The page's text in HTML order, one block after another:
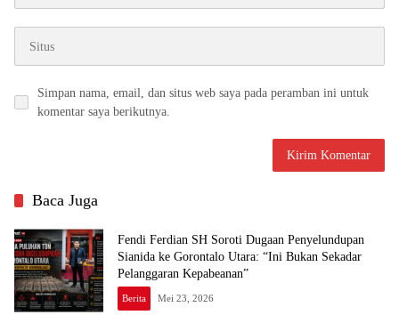
Simpan nama, email, dan situs web saya pada peramban ini untuk
komentar saya berikutnya.
Baca Juga
Fendi Ferdian SH Soroti Dugaan Penyelundupan
Sianida ke Gorontalo Utara: “Ini Bukan Sekadar
Pelanggaran Kepabeanan”
Berita Mei 23, 2026